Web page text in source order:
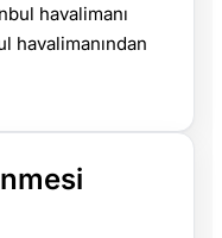
havalimanı
havalimanından